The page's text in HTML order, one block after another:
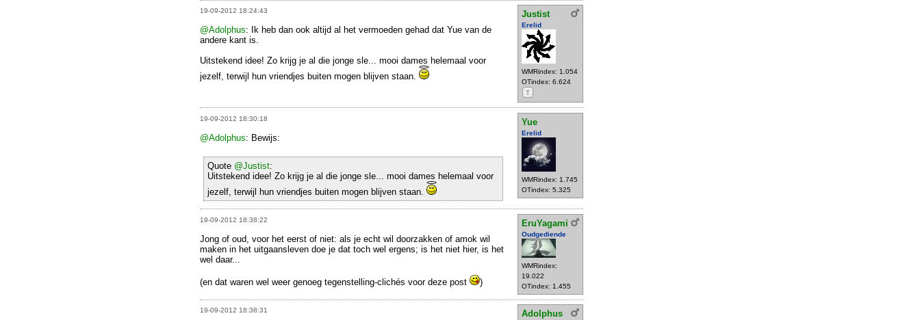
19-09-2012 18:24:43 Justist
Erelid
WMRindex: 1.054
OTindex: 6.624
T
@Adolphus: Ik heb dan ook altijd al het vermoeden gehad dat Yue van de
andere kant is.
Uitstekend idee! Zo krijg je al die jonge sle... mooi dames helemaal voor
jezelf, terwijl hun vriendjes buiten mogen blijven staan.
19-09-2012 18:30:18 Yue
Erelid
WMRindex: 1.745
OTindex: 5.325
@Adolphus: Bewijs:
Quote @Justist:
Uitstekend idee! Zo krijg je al die jonge sle... mooi dames helemaal voor
jezelf, terwijl hun vriendjes buiten mogen blijven staan.
19-09-2012 18:38:22 EruYagami
Oudgediende
WMRindex:
19.022
OTindex: 1.455
Jong of oud, voor het eerst of niet: als je echt wil doorzakken of amok wil
maken in het uitgaansleven doe je dat toch wel ergens; is het niet hier, is het
wel daar...
(en dat waren wel weer genoeg tegenstelling-clichés voor deze post )
19-09-2012 18:38:31 Adolphus